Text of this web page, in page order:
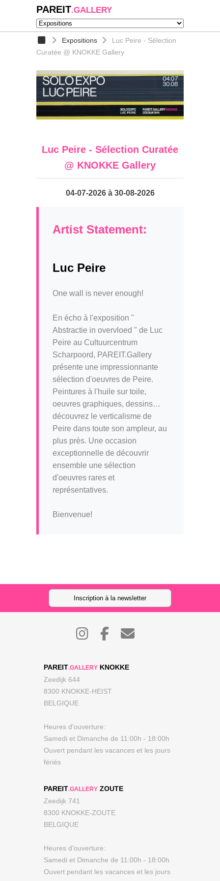
PAREIT.GALLERY
Expositions
Luc Peire - Sélection
Curatée @ KNOKKE Gallery
Luc Peire - Sélection Curatée
@ KNOKKE Gallery
04-07-2026 à 30-08-2026
Artist Statement:
Luc Peire
One wall is never enough!
En écho à l'exposition "
Abstractie in overvloed " de Luc
Peire au Cultuurcentrum
Scharpoord, PAREIT.Gallery
présente une impressionnante
sélection d'oeuvres de Peire.
Peintures à l'huile sur toile,
oeuvres graphiques, dessins…
découvrez le verticalisme de
Peire dans toute son ampleur, au
plus près. Une occasion
exceptionnelle de découvrir
ensemble une sélection
d'oeuvres rares et
représentatives.
Bienvenue!
Inscription à la newsletter
PAREIT.GALLERY KNOKKE
Zeedijk 644
8300 KNOKKE-HEIST
BELGIQUE
Heures d'ouverture:
Samedi et Dimanche de 11:00h - 18:00h
Ouvert pendant les vacances et les jours
fériés
PAREIT.GALLERY ZOUTE
Zeedijk 741
8300 KNOKKE-ZOUTE
BELGIQUE
Heures d'ouverture:
Samedi et Dimanche de 11:00h - 18:00h
Ouvert pendant les vacances et les jours